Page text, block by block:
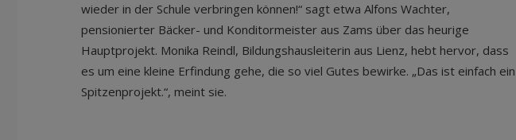
wieder in der Schule verbringen können!“ sagt etwa Alfons Wachter,
pensionierter Bäcker- und Konditormeister aus Zams über das heurige
Hauptprojekt. Monika Reindl, Bildungshausleiterin aus Lienz, hebt hervor, dass
es um eine kleine Erfindung gehe, die so viel Gutes bewirke. „Das ist einfach ein
Spitzenprojekt.“, meint sie.